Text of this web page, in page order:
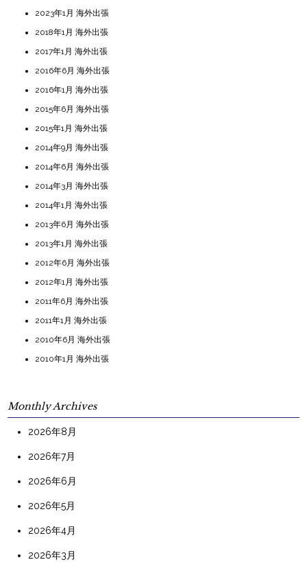
2023年1月 海外出張
2018年1月 海外出張
2017年1月 海外出張
2016年6月 海外出張
2016年1月 海外出張
2015年6月 海外出張
2015年1月 海外出張
2014年9月 海外出張
2014年6月 海外出張
2014年3月 海外出張
2014年1月 海外出張
2013年6月 海外出張
2013年1月 海外出張
2012年6月 海外出張
2012年1月 海外出張
2011年6月 海外出張
2011年1月 海外出張
2010年6月 海外出張
2010年1月 海外出張
Monthly Archives
2026年8月
2026年7月
2026年6月
2026年5月
2026年4月
2026年3月